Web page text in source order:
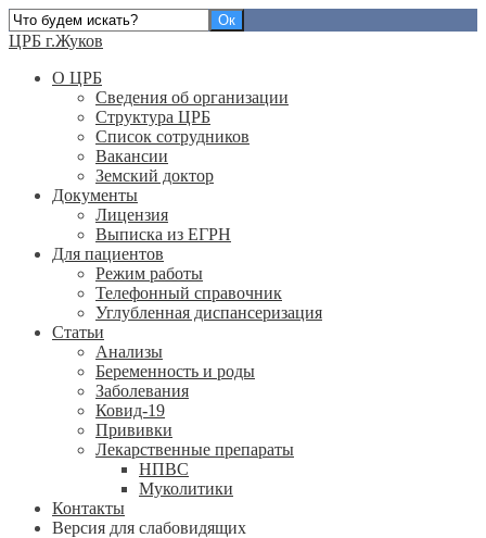
ЦРБ г.Жуков
О ЦРБ
Сведения об организации
Структура ЦРБ
Список сотрудников
Вакансии
Земский доктор
Документы
Лицензия
Выписка из ЕГРН
Для пациентов
Режим работы
Телефонный справочник
Углубленная диспансеризация
Статьи
Анализы
Беременность и роды
Заболевания
Ковид-19
Прививки
Лекарственные препараты
НПВС
Муколитики
Контакты
Версия для слабовидящих